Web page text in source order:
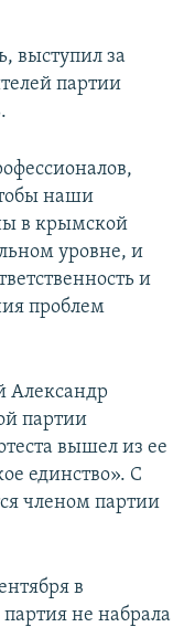
выступил за
партии
наши
в крымской
уровне, и
и
проблем
Александр
партии
вышел из ее
единство». С
членом партии
в
не набрала